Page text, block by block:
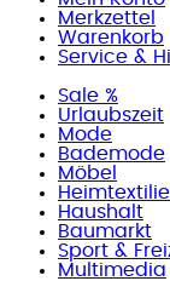
Merkzettel
Warenkorb
Service &
Sale %
Urlaubszeit
Mode
Bademode
Möbel
Haushalt
Baumarkt
Sport &
Multimedia